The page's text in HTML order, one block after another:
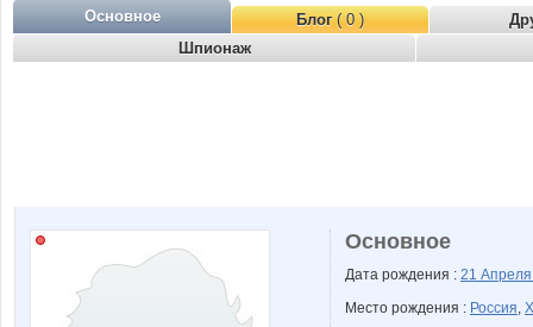
Основное Блог( 0 )
Шпионаж
Основное
Дата рождения : 21
Место рождения : Россия,